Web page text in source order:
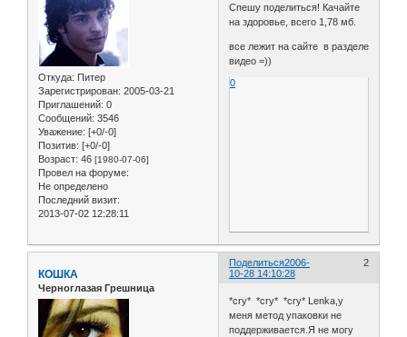
Откуда: Питер
Зарегистрирован: 2005-03-21
Приглашений: 0
Сообщений: 3546
Уважение: [+0/-0]
Позитив: [+0/-0]
Возраст: 46 [1980-07-06]
Провел на форуме:
Не определено
Последний визит:
2013-07-02 12:28:11
Спешу поделиться! Качайте
на здоровье, всего 1,78 мб.
все лежит на сайте в разделе
видео =))
0
Поделиться 2
2006-
10-28 14:10:28
КОШКА
Черноглазая Грешница
*cry* *cry* *cry* Lenka,у
меня метод упаковки не
поддерживается.Я не могу